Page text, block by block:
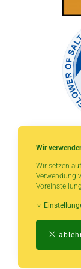
Wir
Wir setzen
Verwendung
* gilt
bitte